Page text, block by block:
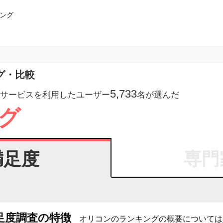
グ
・比較
ービスを利用したユーザー5,733名が選んだ
度
度調査の特徴 オリコンのランキングの概要については